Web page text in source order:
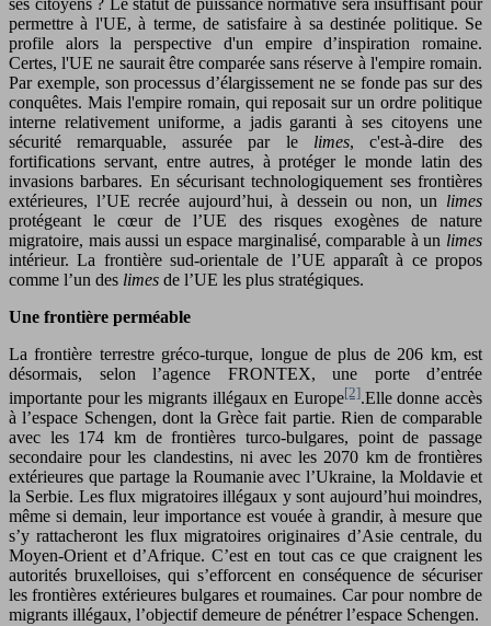
ses citoyens ? Le statut de puissance normative sera insuffisant pour
permettre à l'UE, à terme, de satisfaire à sa destinée politique. Se
profile alors la perspective d'un empire d’inspiration romaine.
Certes, l'UE ne saurait être comparée sans réserve à l'empire romain.
Par exemple, son processus d’élargissement ne se fonde pas sur des
conquêtes. Mais l'empire romain, qui reposait sur un ordre politique
interne relativement uniforme, a jadis garanti à ses citoyens une
sécurité remarquable, assurée par le limes, c'est-à-dire des
fortifications servant, entre autres, à protéger le monde latin des
invasions barbares. En sécurisant technologiquement ses frontières
extérieures, l’UE recrée aujourd’hui, à dessein ou non, un limes
protégeant le cœur de l’UE des risques exogènes de nature
migratoire, mais aussi un espace marginalisé, comparable à un limes
intérieur. La frontière sud-orientale de l’UE apparaît à ce propos
comme l’un des limes de l’UE les plus stratégiques.
Une frontière perméable
La frontière terrestre gréco-turque, longue de plus de 206 km, est
désormais, selon l’agence FRONTEX, une porte d’entrée
importante pour les migrants illégaux en Europe[2].Elle donne accès
à l’espace Schengen, dont la Grèce fait partie. Rien de comparable
avec les 174 km de frontières turco-bulgares, point de passage
secondaire pour les clandestins, ni avec les 2070 km de frontières
extérieures que partage la Roumanie avec l’Ukraine, la Moldavie et
la Serbie. Les flux migratoires illégaux y sont aujourd’hui moindres,
même si demain, leur importance est vouée à grandir, à mesure que
s’y rattacheront les flux migratoires originaires d’Asie centrale, du
Moyen-Orient et d’Afrique. C’est en tout cas ce que craignent les
autorités bruxelloises, qui s’efforcent en conséquence de sécuriser
les frontières extérieures bulgares et roumaines. Car pour nombre de
migrants illégaux, l’objectif demeure de pénétrer l’espace Schengen.